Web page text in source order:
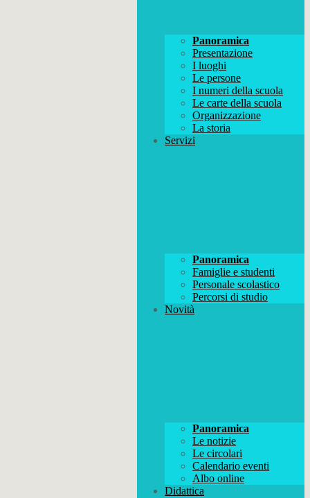
Panoramica
Presentazione
I luoghi
Le persone
I numeri della scuola
Le carte della scuola
Organizzazione
La storia
Servizi
Panoramica
Famiglie e studenti
Personale scolastico
Percorsi di studio
Novità
Panoramica
Le notizie
Le circolari
Calendario eventi
Albo online
Didattica